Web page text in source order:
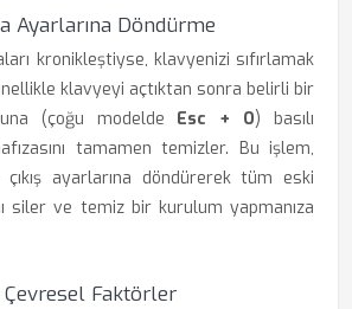
Ayarlarına Döndürme
kronikleştiyse, klavyenizi sıfırlamak
klavyeyi açtıktan sonra belirli bir
(çoğu modelde Esc + O) basılı
tamamen temizler. Bu işlem,
ayarlarına döndürerek tüm eski
siler ve temiz bir kurulum yapmanıza
Çevresel Faktörler